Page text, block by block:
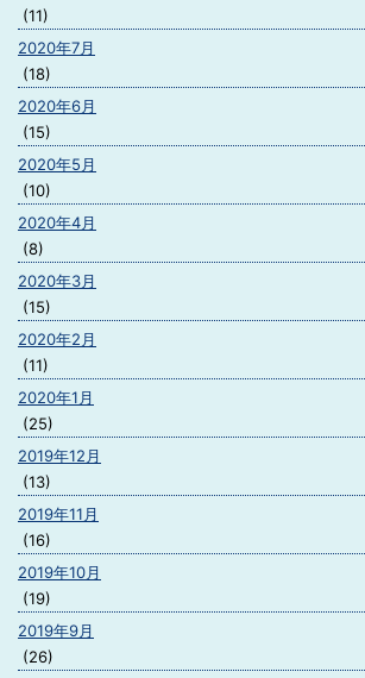
(11)
2020年7月
(18)
2020年6月
(15)
2020年5月
(10)
2020年4月
(8)
2020年3月
(15)
2020年2月
(11)
2020年1月
(25)
2019年12月
(13)
2019年11月
(16)
2019年10月
(19)
2019年9月
(26)